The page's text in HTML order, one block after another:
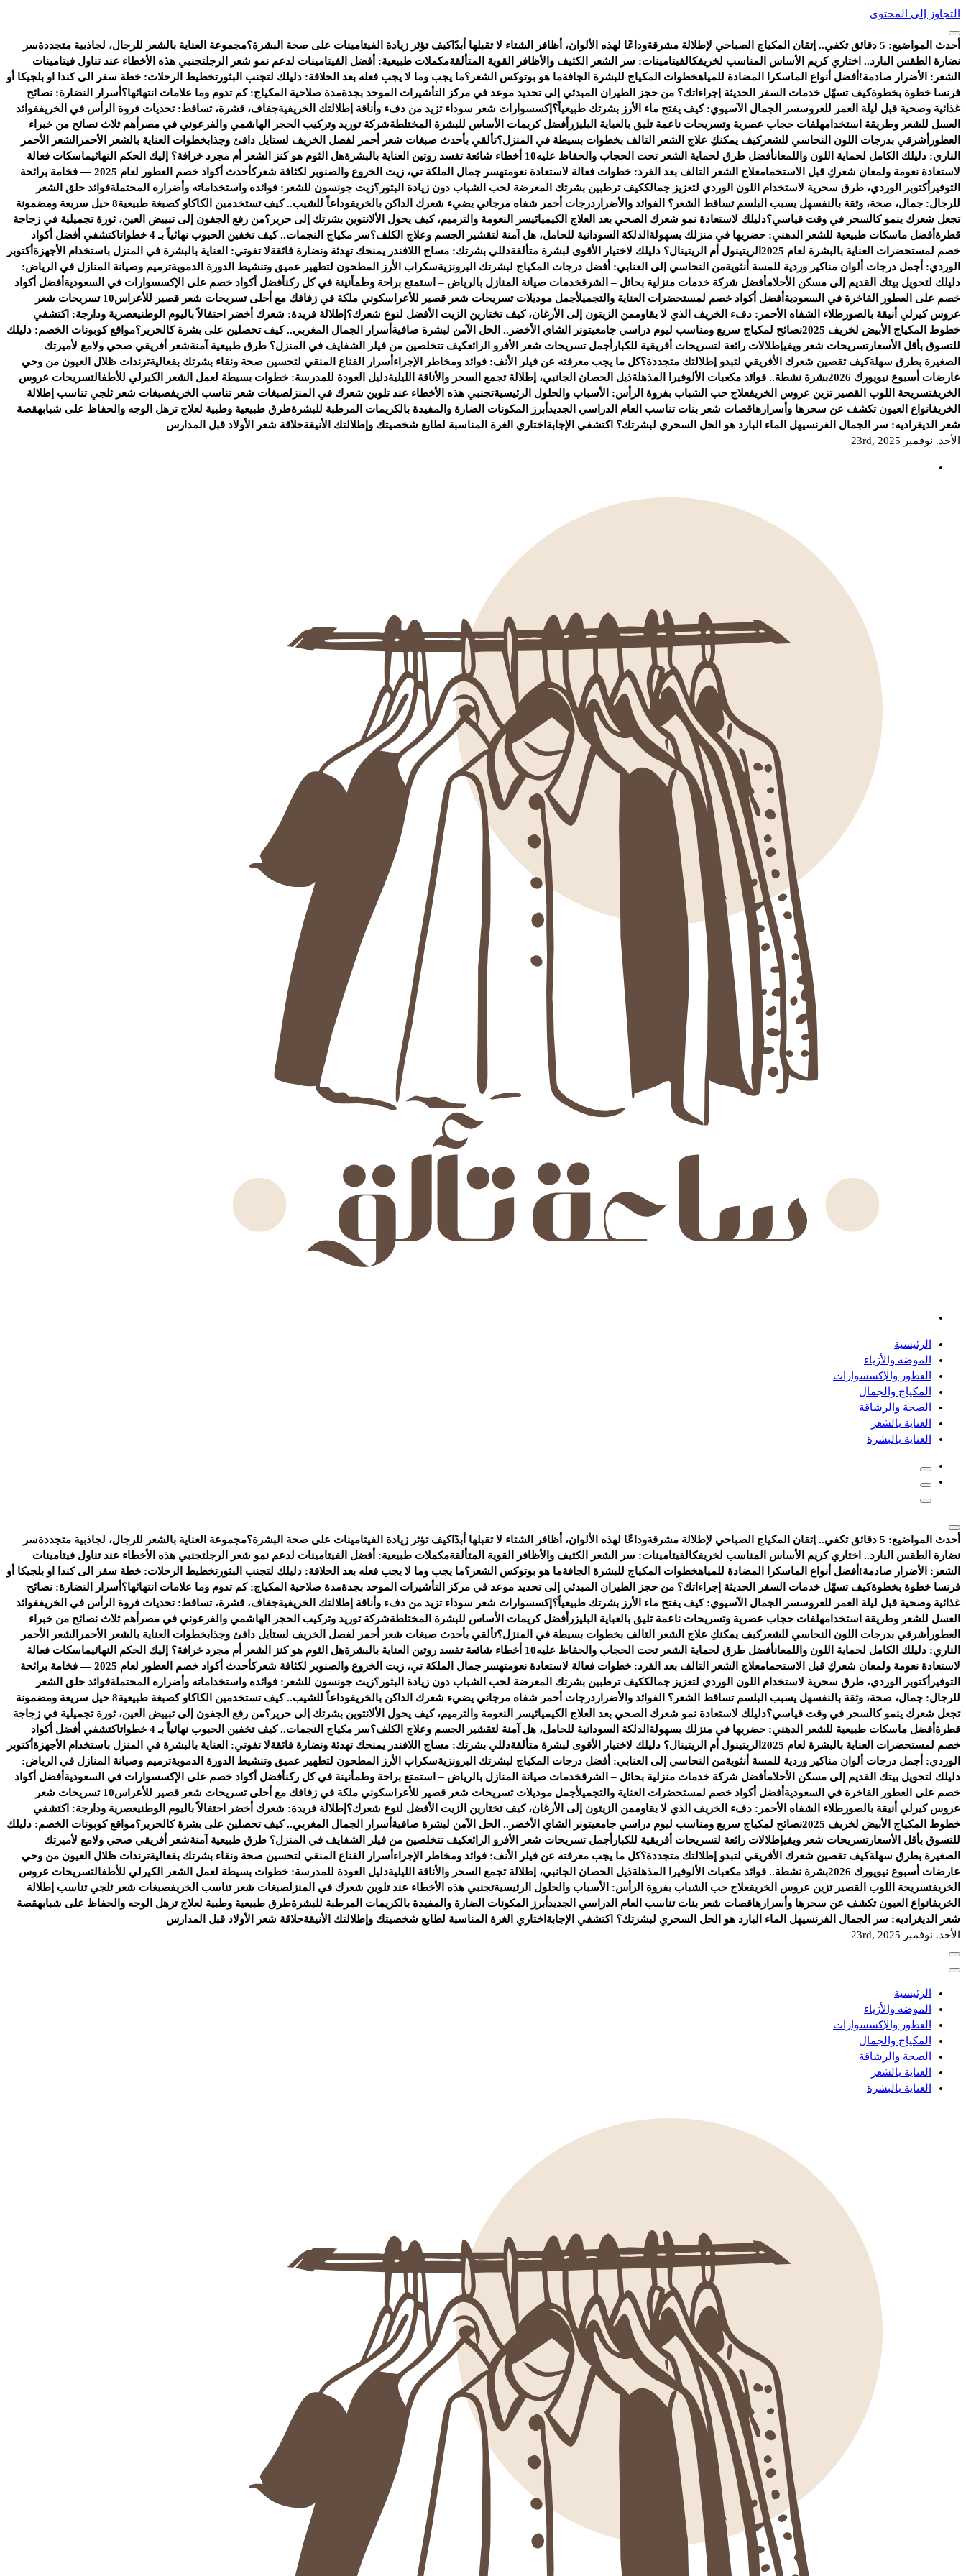
التجاوز إلى المحتوى
أحدث المواضيع: 5 دقائق تكفي.. إتقان المكياج الصباحي لإطلالة مشرقة وداعًا لهذه الألوان، أظافر الشتاء لا تقبلها أبدًاكيف تؤثر زيادة الفيتامينات على صحة البشرة؟مجموعة العناية بالشعر للرجال، لجاذبية متجددةسر
نضارة الطقس البارد.. اختاري كريم الأساس المناسب لخريفكالفيتامينات: سر الشعر الكثيف والأظافر القوية المتألقةمكملات طبيعية: أفضل الفيتامينات لدعم نمو شعر الرجلتجنبي هذه الأخطاء عند تناول فيتامينات
الشعر: الأضرار صادمة! أفضل أنواع الماسكرا المضادة للمياهخطوات المكياج للبشرة الجافةما هو بوتوكس الشعر؟ما يجب وما لا يجب فعله بعد الحلاقة: دليلك لتجنب البثورتخطيط الرحلات: خطة سفر الى كندا او بلجيكا أو
فرنسا خطوة بخطوةكيف تسهّل خدمات السفر الحديثة إجراءاتك؟ من حجز الطيران المبدئي إلى تحديد موعد في مركز التأشيرات الموحد بجدةمدة صلاحية المكياج: كم تدوم وما علامات انتهائها؟ أسرار النضارة: نصائح
غذائية وصحية قبل ليلة العمر للعروسسر الجمال الآسيوي: كيف يفتح ماء الأرز بشرتك طبيعياً؟ إكسسوارات شعر سوداء تزيد من دفء وأناقة إطلالتك الخريفيةجفاف، قشرة، تساقط: تحديات فروة الرأس في الخريففوائد
العسل للشعر وطريقة استخدامهلفات حجاب عصرية وتسريحات ناعمة تليق بالعباية البليزر أفضل كريمات الأساس للبشرة المختلطةشركة توريد وتركيب الحجر الهاشمي والفرعوني في مصر أهم ثلاث نصائح من خبراء
العطور أشرقي بدرجات اللون النحاسي للشعركيف يمكنكِ علاج الشعر التالف بخطوات بسيطة في المنزل؟تألقي بأحدث صبغات شعر أحمر لفصل الخريف لستايل دافئ وجذابخطوات العناية بالشعر الأحمر الشعر الأحمر
الناري: دليلك الكامل لحماية اللون واللمعانأفضل طرق لحماية الشعر تحت الحجاب والحفاظ عليه10 أخطاء شائعة تفسد روتين العناية بالبشرة هل الثوم هو كنز الشعر أم مجرد خرافة؟ إليك الحكم النهائيماسكات فعالة
لاستعادة نعومة ولمعان شعركِ قبل الاستحمامعلاج الشعر التالف بعد الفرد: خطوات فعالة لاستعادة نعومتهسر جمال الملكة تي، زيت الخروع والصنوبر لكثافة شعرك
أحدث أكواد خصم العطور لعام 2025 — فخامة برائحة
التوفير أكتوبر الوردي، طرق سحرية لاستخدام اللون الوردي لتعزيز جمالككيف ترطبين بشرتك المعرضة لحب الشباب دون زيادة البثور؟زيت جونسون للشعر: فوائده واستخداماته وأضراره المحتملةفوائد حلق الشعر
للرجال: جمال، صحة، وثقة بالنفسهل يسبب البلسم تساقط الشعر؟ الفوائد والأضرار درجات أحمر شفاه مرجاني يضيء شعرك الداكن بالخريفوداعاً للشيب.. كيف تستخدمين الكاكاو كصبغة طبيعية
8 حيل سريعة ومضمونة
تجعل شعرك ينمو كالسحر في وقت قياسي؟دليلك لاستعادة نمو شعرك الصحي بعد العلاج الكيميائيسر النعومة والترميم، كيف يحول الألانتوين بشرتك إلى حرير؟من رفع الجفون إلى تبييض العين، ثورة تجميلية في زجاجة
قطرة أفضل ماسكات طبيعية للشعر الدهني: حضريها في منزلك بسهولة الدلكة السودانية للحامل، هل آمنة لتقشير الجسم وعلاج الكلف؟سر مكياج النجمات.. كيف تخفين الحبوب نهائياً بـ 4 خطوات
اكتشفي أفضل أكواد
خصم لمستحضرات العناية بالبشرة لعام 2025
الريتينول أم الريتينال؟ دليلك لاختيار الأقوى لبشرة متألقةدللي بشرتك: مساج اللافندر يمنحك تهدئة ونضارة فائقةلا تفوتي: العناية بالبشرة في المنزل باستخدام الأجهزة أكتوبر
الوردي: أجمل درجات ألوان مناكير وردية للمسة أنثويةمن النحاسي إلى العنابي: أفضل درجات المكياج لبشرتك البرونزيةسكراب الأرز المطحون لتطهير عميق وتنشيط الدورة الدمويةترميم وصيانة المنازل في الرياض:
دليلك لتحويل بيتك القديم إلى مسكن الأحلامأفضل شركة خدمات منزلية بحائل – الشرقخدمات صيانة المنازل بالرياض – استمتع براحة وطمأنينة في كل ركنأفضل أكواد خصم على الإكسسوارات في السعودية أفضل أكواد
خصم على العطور الفاخرة في السعودية أفضل أكواد خصم لمستحضرات العناية والتجميلأجمل موديلات تسريحات شعر قصير للأعراسكوني ملكة في زفافك مع أحلى تسريحات شعر قصير للأعراس
10 تسريحات شعر
عروس كيرلي أنيقة بالصور طلاء الشفاه الأحمر: دفء الخريف الذي لا يقاوممن الزيتون إلى الأرغان، كيف تختارين الزيت الأفضل لنوع شعرك؟ إطلالة فريدة: شعرك أخضر احتفالاً باليوم الوطنيعصرية ودارجة: اكتشفي
خطوط المكياج الأبيض لخريف 2025
نصائح لمكياج سريع ومناسب ليوم دراسي جامعيتونر الشاي الأخضر.. الحل الآمن لبشرة صافية أسرار الجمال المغربي.. كيف تحصلين على بشرة كالحرير؟مواقع كوبونات الخصم: دليلك
للتسوق بأقل الأسعارتسريحات شعر ويفيإطلالات رائعة لتسريحات أفريقية للكبار أجمل تسريحات شعر الأفرو الرائعكيف تتخلصين من فيلر الشفايف في المنزل؟ طرق طبيعية آمنةشعر أفريقي صحي ولامع لأميرتك
الصغيرة بطرق سهلةكيف تقصين شعرك الأفريقي لتبدو إطلالتك متجددة؟كل ما يجب معرفته عن فيلر الأنف: فوائد ومخاطر الإجراء أسرار القناع المنقي لتحسين صحة ونقاء بشرتك بفعاليةترندات ظلال العيون من وحي
عارضات أسبوع نيويورك 2026
بشرة نشطة.. فوائد مكعبات الألوفيرا المذهلةذيل الحصان الجانبي، إطلالة تجمع السحر والأناقة الليليةدليل العودة للمدرسة: خطوات بسيطة لعمل الشعر الكيرلي للأطفالتسريحات عروس
الخريفتسريحة اللوب القصير تزين عروس الخريفعلاج حب الشباب بفروة الرأس: الأسباب والحلول الرئيسيةتجنبي هذه الأخطاء عند تلوين شعرك في المنزلصبغات شعر تناسب الخريفصبغات شعر ثلجي تناسب إطلالة
الخريفانواع العيون تكشف عن سحرها وأسرارهاقصات شعر بنات تناسب العام الدراسي الجديد أبرز المكونات الضارة والمفيدة بالكريمات المرطبة للبشرةطرق طبيعية وطبية لعلاج ترهل الوجه والحفاظ على شبابهقصة
شعر الديغراديه: سر الجمال الفرنسيهل الماء البارد هو الحل السحري لبشرتك؟ اكتشفي الإجابة اختاري الغرة المناسبة لطابع شخصيتك وإطلالتك الأنيقةحلاقة شعر الأولاد قبل المدارس
الأحد. نوفمبر 23rd, 2025
دليلك للموضة، الجمال، والعناية بالبشرة والشعر
الرئيسية
الموضة والأزياء
العطور والإكسسوارات
المكياج والجمال
الصحة والرشاقة
العناية بالشعر
العناية بالبشرة
أحدث المواضيع: 5 دقائق تكفي.. إتقان المكياج الصباحي لإطلالة مشرقة وداعًا لهذه الألوان، أظافر الشتاء لا تقبلها أبدًاكيف تؤثر زيادة الفيتامينات على صحة البشرة؟مجموعة العناية بالشعر للرجال، لجاذبية متجددةسر
نضارة الطقس البارد.. اختاري كريم الأساس المناسب لخريفكالفيتامينات: سر الشعر الكثيف والأظافر القوية المتألقةمكملات طبيعية: أفضل الفيتامينات لدعم نمو شعر الرجلتجنبي هذه الأخطاء عند تناول فيتامينات
الشعر: الأضرار صادمة! أفضل أنواع الماسكرا المضادة للمياهخطوات المكياج للبشرة الجافةما هو بوتوكس الشعر؟ما يجب وما لا يجب فعله بعد الحلاقة: دليلك لتجنب البثورتخطيط الرحلات: خطة سفر الى كندا او بلجيكا أو
فرنسا خطوة بخطوةكيف تسهّل خدمات السفر الحديثة إجراءاتك؟ من حجز الطيران المبدئي إلى تحديد موعد في مركز التأشيرات الموحد بجدةمدة صلاحية المكياج: كم تدوم وما علامات انتهائها؟ أسرار النضارة: نصائح
غذائية وصحية قبل ليلة العمر للعروسسر الجمال الآسيوي: كيف يفتح ماء الأرز بشرتك طبيعياً؟ إكسسوارات شعر سوداء تزيد من دفء وأناقة إطلالتك الخريفيةجفاف، قشرة، تساقط: تحديات فروة الرأس في الخريففوائد
العسل للشعر وطريقة استخدامهلفات حجاب عصرية وتسريحات ناعمة تليق بالعباية البليزر أفضل كريمات الأساس للبشرة المختلطةشركة توريد وتركيب الحجر الهاشمي والفرعوني في مصر أهم ثلاث نصائح من خبراء
العطور أشرقي بدرجات اللون النحاسي للشعركيف يمكنكِ علاج الشعر التالف بخطوات بسيطة في المنزل؟تألقي بأحدث صبغات شعر أحمر لفصل الخريف لستايل دافئ وجذابخطوات العناية بالشعر الأحمر الشعر الأحمر
الناري: دليلك الكامل لحماية اللون واللمعانأفضل طرق لحماية الشعر تحت الحجاب والحفاظ عليه10 أخطاء شائعة تفسد روتين العناية بالبشرة هل الثوم هو كنز الشعر أم مجرد خرافة؟ إليك الحكم النهائيماسكات فعالة
لاستعادة نعومة ولمعان شعركِ قبل الاستحمامعلاج الشعر التالف بعد الفرد: خطوات فعالة لاستعادة نعومتهسر جمال الملكة تي، زيت الخروع والصنوبر لكثافة شعرك
أحدث أكواد خصم العطور لعام 2025 — فخامة برائحة
التوفير أكتوبر الوردي، طرق سحرية لاستخدام اللون الوردي لتعزيز جمالككيف ترطبين بشرتك المعرضة لحب الشباب دون زيادة البثور؟زيت جونسون للشعر: فوائده واستخداماته وأضراره المحتملةفوائد حلق الشعر
للرجال: جمال، صحة، وثقة بالنفسهل يسبب البلسم تساقط الشعر؟ الفوائد والأضرار درجات أحمر شفاه مرجاني يضيء شعرك الداكن بالخريفوداعاً للشيب.. كيف تستخدمين الكاكاو كصبغة طبيعية
8 حيل سريعة ومضمونة
تجعل شعرك ينمو كالسحر في وقت قياسي؟دليلك لاستعادة نمو شعرك الصحي بعد العلاج الكيميائيسر النعومة والترميم، كيف يحول الألانتوين بشرتك إلى حرير؟من رفع الجفون إلى تبييض العين، ثورة تجميلية في زجاجة
قطرة أفضل ماسكات طبيعية للشعر الدهني: حضريها في منزلك بسهولة الدلكة السودانية للحامل، هل آمنة لتقشير الجسم وعلاج الكلف؟سر مكياج النجمات.. كيف تخفين الحبوب نهائياً بـ 4 خطوات
اكتشفي أفضل أكواد
خصم لمستحضرات العناية بالبشرة لعام 2025
الريتينول أم الريتينال؟ دليلك لاختيار الأقوى لبشرة متألقةدللي بشرتك: مساج اللافندر يمنحك تهدئة ونضارة فائقةلا تفوتي: العناية بالبشرة في المنزل باستخدام الأجهزة أكتوبر
الوردي: أجمل درجات ألوان مناكير وردية للمسة أنثويةمن النحاسي إلى العنابي: أفضل درجات المكياج لبشرتك البرونزيةسكراب الأرز المطحون لتطهير عميق وتنشيط الدورة الدمويةترميم وصيانة المنازل في الرياض:
دليلك لتحويل بيتك القديم إلى مسكن الأحلامأفضل شركة خدمات منزلية بحائل – الشرقخدمات صيانة المنازل بالرياض – استمتع براحة وطمأنينة في كل ركنأفضل أكواد خصم على الإكسسوارات في السعودية أفضل أكواد
خصم على العطور الفاخرة في السعودية أفضل أكواد خصم لمستحضرات العناية والتجميلأجمل موديلات تسريحات شعر قصير للأعراسكوني ملكة في زفافك مع أحلى تسريحات شعر قصير للأعراس
10 تسريحات شعر
عروس كيرلي أنيقة بالصور طلاء الشفاه الأحمر: دفء الخريف الذي لا يقاوممن الزيتون إلى الأرغان، كيف تختارين الزيت الأفضل لنوع شعرك؟ إطلالة فريدة: شعرك أخضر احتفالاً باليوم الوطنيعصرية ودارجة: اكتشفي
خطوط المكياج الأبيض لخريف 2025
نصائح لمكياج سريع ومناسب ليوم دراسي جامعيتونر الشاي الأخضر.. الحل الآمن لبشرة صافية أسرار الجمال المغربي.. كيف تحصلين على بشرة كالحرير؟مواقع كوبونات الخصم: دليلك
للتسوق بأقل الأسعارتسريحات شعر ويفيإطلالات رائعة لتسريحات أفريقية للكبار أجمل تسريحات شعر الأفرو الرائعكيف تتخلصين من فيلر الشفايف في المنزل؟ طرق طبيعية آمنةشعر أفريقي صحي ولامع لأميرتك
الصغيرة بطرق سهلةكيف تقصين شعرك الأفريقي لتبدو إطلالتك متجددة؟كل ما يجب معرفته عن فيلر الأنف: فوائد ومخاطر الإجراء أسرار القناع المنقي لتحسين صحة ونقاء بشرتك بفعاليةترندات ظلال العيون من وحي
عارضات أسبوع نيويورك 2026
بشرة نشطة.. فوائد مكعبات الألوفيرا المذهلةذيل الحصان الجانبي، إطلالة تجمع السحر والأناقة الليليةدليل العودة للمدرسة: خطوات بسيطة لعمل الشعر الكيرلي للأطفالتسريحات عروس
الخريفتسريحة اللوب القصير تزين عروس الخريفعلاج حب الشباب بفروة الرأس: الأسباب والحلول الرئيسيةتجنبي هذه الأخطاء عند تلوين شعرك في المنزلصبغات شعر تناسب الخريفصبغات شعر ثلجي تناسب إطلالة
الخريفانواع العيون تكشف عن سحرها وأسرارهاقصات شعر بنات تناسب العام الدراسي الجديد أبرز المكونات الضارة والمفيدة بالكريمات المرطبة للبشرةطرق طبيعية وطبية لعلاج ترهل الوجه والحفاظ على شبابهقصة
شعر الديغراديه: سر الجمال الفرنسيهل الماء البارد هو الحل السحري لبشرتك؟ اكتشفي الإجابة اختاري الغرة المناسبة لطابع شخصيتك وإطلالتك الأنيقةحلاقة شعر الأولاد قبل المدارس
الأحد. نوفمبر 23rd, 2025
الرئيسية
الموضة والأزياء
العطور والإكسسوارات
المكياج والجمال
الصحة والرشاقة
العناية بالشعر
العناية بالبشرة